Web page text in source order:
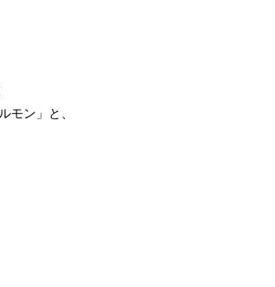
ン」と、